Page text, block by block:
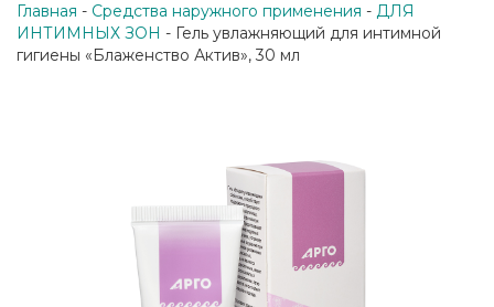
Главная - Средства наружного применения - ДЛЯ
ИНТИМНЫХ ЗОН - Гель увлажняющий для интимной
гигиены «Блаженство Актив», 30 мл